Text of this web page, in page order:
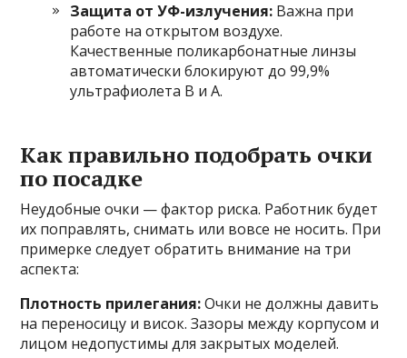
Защита от УФ-излучения: Важна при
работе на открытом воздухе.
Качественные поликарбонатные линзы
автоматически блокируют до 99,9%
ультрафиолета B и A.
Как правильно подобрать очки
по посадке
Неудобные очки — фактор риска. Работник будет
их поправлять, снимать или вовсе не носить. При
примерке следует обратить внимание на три
аспекта:
Плотность прилегания:Очки не должны давить
на переносицу и висок. Зазоры между корпусом и
лицом недопустимы для закрытых моделей.